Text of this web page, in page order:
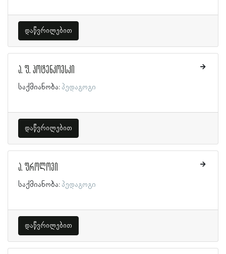
დაწვრილებით
ა. ფ. პოტენკოვსკი
საქმიანობა: პედაგოგი
დაწვრილებით
ა. ფროლოვი
საქმიანობა: პედაგოგი
დაწვრილებით